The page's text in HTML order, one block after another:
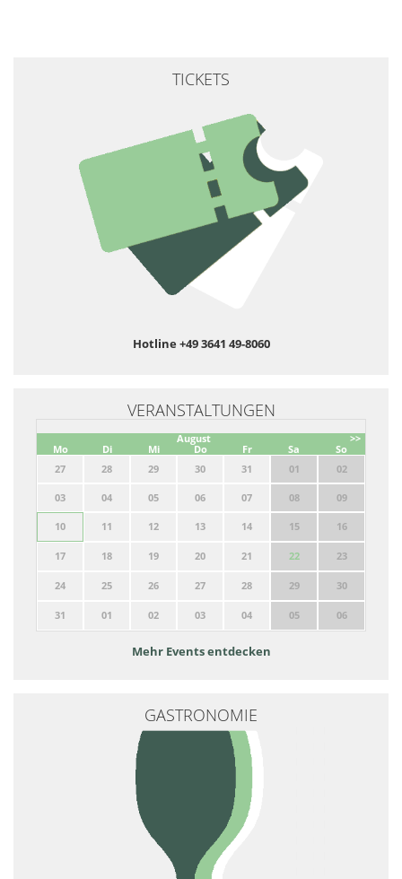
TICKETS
Hotline +49 3641 49-8060
VERANSTALTUNGEN
>>
August
Mo
Di Mi Do Fr Sa
So
27
28 29 30 31 01 02
03 04 05 06 07 08 09
10 11 12 13 14 15 16
17 18 19 20 21 22 23
24 25 26 27 28 29 30
31 01 02 03 04 05 06
Mehr Events entdecken
GASTRONOMIE